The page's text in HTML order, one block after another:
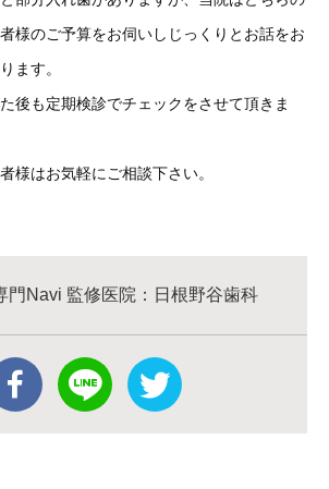
様のご予算をお伺いしじっくりとお話をお
ます。
後も定期検診でチェックをさせて頂きま
様はお気軽にご相談下さい。
門Navi 監修医院：日根野谷歯科